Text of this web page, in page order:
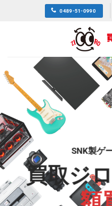
0489-51-0990
SNK製ゲ
買取ジ
額